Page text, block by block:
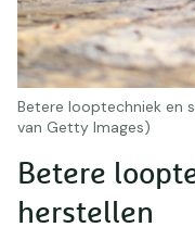
Betere looptechniek en
van Getty Images)
Betere
herstellen